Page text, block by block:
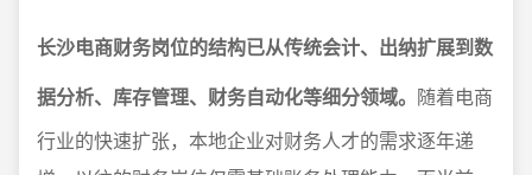
长沙电商财务岗位的结构已从传统会计、出纳扩展到数
据分析、库存管理、财务自动化等细分领域。 随着电商
行业的快速扩张，本地企业对财务人才的需求逐年递